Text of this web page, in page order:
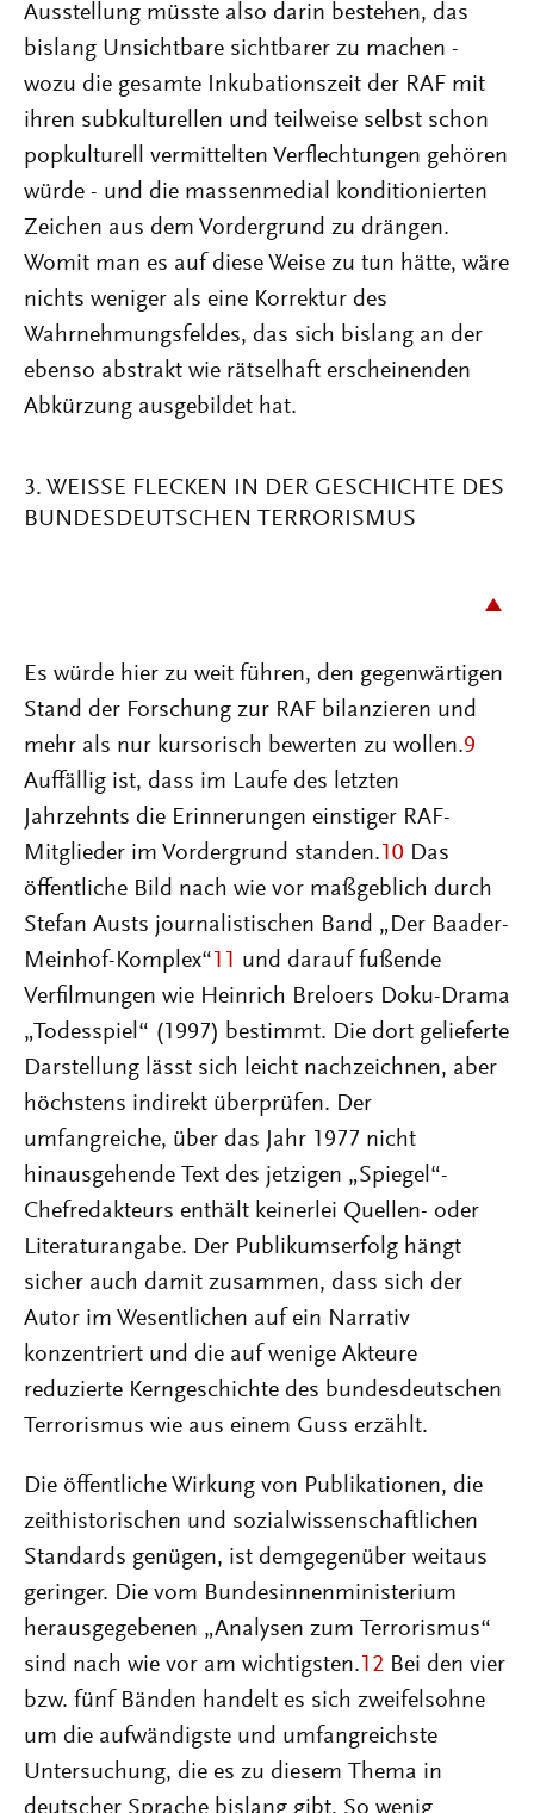
Ausstellung müsste also darin bestehen, das
bislang Unsichtbare sichtbarer zu machen -
wozu die gesamte Inkubationszeit der RAF mit
ihren subkulturellen und teilweise selbst schon
popkulturell vermittelten Verflechtungen gehören
würde - und die massenmedial konditionierten
Zeichen aus dem Vordergrund zu drängen.
Womit man es auf diese Weise zu tun hätte, wäre
nichts weniger als eine Korrektur des
Wahrnehmungsfeldes, das sich bislang an der
ebenso abstrakt wie rätselhaft erscheinenden
Abkürzung ausgebildet hat.
3. WEISSE FLECKEN IN DER GESCHICHTE DES B
UNDESDEUTSCHEN TERRORISMUS
Es würde hier zu weit führen, den gegenwärtigen
Stand der Forschung zur RAF bilanzieren und
mehr als nur kursorisch bewerten zu wollen.9
Auffällig ist, dass im Laufe des letzten
Jahrzehnts die Erinnerungen einstiger RAF-
Mitglieder im Vordergrund standen. 10 Das
öffentliche Bild nach wie vor maßgeblich durch
Stefan Austs journalistischen Band „Der Baader-
Meinhof-Komplex“ 11 und darauf fußende
Verfilmungen wie Heinrich Breloers Doku-Drama
„Todesspiel“ (1997) bestimmt. Die dort gelieferte
Darstellung lässt sich leicht nachzeichnen, aber
höchstens indirekt überprüfen. Der
umfangreiche, über das Jahr 1977 nicht
hinausgehende Text des jetzigen „Spiegel“-
Chefredakteurs enthält keinerlei Quellen- oder
Literaturangabe. Der Publikumserfolg hängt
sicher auch damit zusammen, dass sich der
Autor im Wesentlichen auf ein Narrativ
konzentriert und die auf wenige Akteure
reduzierte Kerngeschichte des bundesdeutschen
Terrorismus wie aus einem Guss erzählt.
Die öffentliche Wirkung von Publikationen, die
zeithistorischen und sozialwissenschaftlichen
Standards genügen, ist demgegenüber weitaus
geringer. Die vom Bundesinnenministerium
herausgegebenen „Analysen zum Terrorismus“
sind nach wie vor am wichtigsten. 12 Bei den vier
bzw. fünf Bänden handelt es sich zweifelsohne
um die aufwändigste und umfangreichste
Untersuchung, die es zu diesem Thema in
deutscher Sprache bislang gibt. So wenig